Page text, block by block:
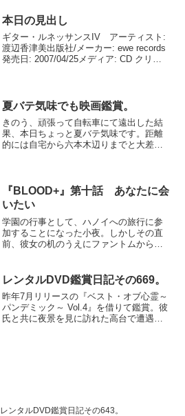
小冊子ですが...
本日の見出し
ギター・ルネッサンスIV アーティスト:
渡辺香津美出版社/メーカー: ewe records
発売日: 2007/04/25メディア: CD クリッ
夏バテ気味でも映画鑑賞。
きのう、頑張って自転車にて遠出した結
果、本日ちょっと夏バテ気味です。距離
的には自宅から六本木辺りまでと大差は
怠かったのですが、...
『BLOOD+』第十話 あなたに会
いたい
学園の行事として、ハノイへの旅行に参
加することになった小夜。しかしその直
前、彼女の机のうえにファントムからの
で、小夜は消えていた記憶の一端を垣間
見る…… 先週くらいまでは...
レンタルDVD鑑賞日記その669。
昨年7月リリースの『ベスト・オブ心霊～
パンデミック～ Vol.4』を借りて鑑賞。彼
氏と共に夜景を見に訪れた高台で遭遇し
レンタルDVD鑑賞日記その643。